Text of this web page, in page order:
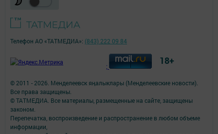
© 2011 - 2026. Менделеевск яӊалыклары (Менделеевские новости).
Все права защищены.
© ТАТМЕДИА. Все материалы, размещенные на сайте, защищены
законом.
Перепечатка, воспроизведение и распространение в любом объеме
информации,
Телефон АО «ТАТМЕДИА»: (843) 222 09 84
; 18+